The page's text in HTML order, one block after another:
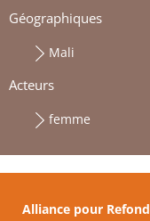
Géographiques
Mali
Acteurs
femme
Alliance pour